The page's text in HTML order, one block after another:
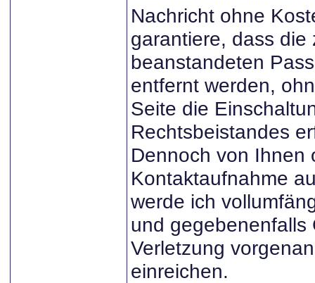
Nachricht ohne
garantiere, dass die
beanstandeten
entfernt werden,
Seite die
Rechtsbeistandes
Dennoch von Ihnen
Kontaktaufnahme
werde ich
und gegebenenfalls
Verletzung
einreichen.